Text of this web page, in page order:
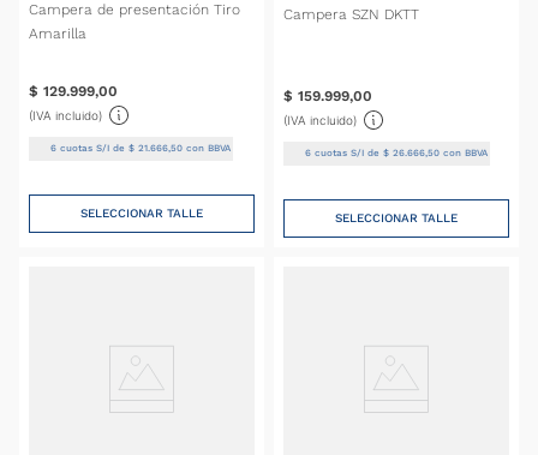
Campera de presentación Tiro
Amarilla
$ 129.999,00
(IVA incluido)
6 cuotas S/I de$ 21.666,50 con BBVA
SELECCIONAR TALLE
Campera SZN DKTT
$ 159.999,00
(IVA incluido)
6cuotas S/I de $ 26.666,50con BBVA
SELECCIONAR TALLE